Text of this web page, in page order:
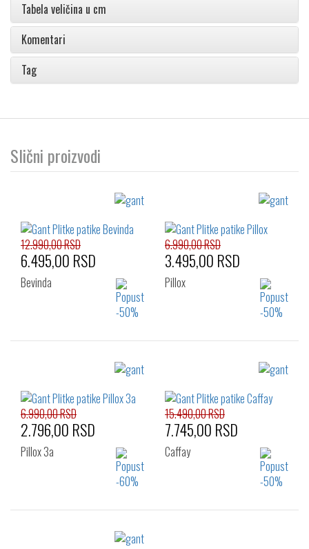
Tabela veličina u cm
Komentari
Tag
Slični proizvodi
Izaberi željeni broj:
39
40 41
12.990,00 RSD
6.495,00 RSD
Bevinda
Izaberi željeni broj:
41
6.990,00 RSD
3.495,00 RSD
Pillox
Izaberi željeni broj:
6.990,00 RSD
2.796,00 RSD
Pillox 3a
15.490,00 RSD
7.745,00 RSD
Caffay